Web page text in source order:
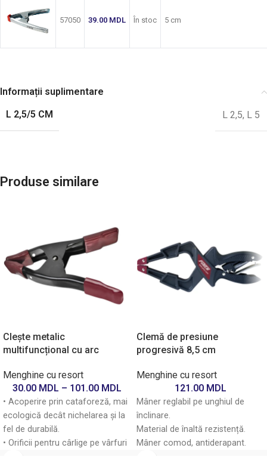
57050 39.00 MDL În stoc 5 cm
Informații suplimentare
L 2,5/5 CM
L 2,5, L 5
Produse similare
Clește metalic
multifuncțional cu arc
Menghine cu resort
30.00 MDL – 101.00 MDL
• Acoperire prin cataforeză, mai
ecologică decât nichelarea și la
fel de durabilă.
• Orificii pentru cârlige pe vârfuri
Clemă de presiune
progresivă 8,5 cm
Menghine cu resort
121.00 MDL
Mâner reglabil pe unghiul de
înclinare.
Material de înaltă rezistență.
Mâner comod, antiderapant.